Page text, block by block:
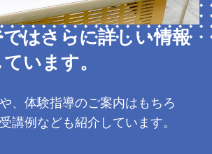
はさらに詳しい情報
います。
、体験指導のご案内はもちろ
講例なども紹介しています。